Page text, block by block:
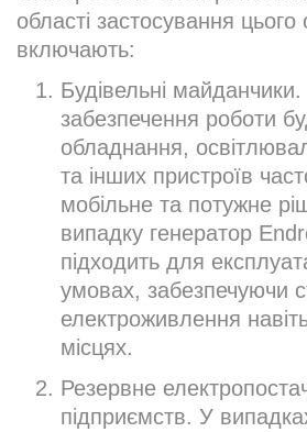
області застосування
включають:
Будівельні
забезпечення роботи
обладнання,
та інших пристроїв
мобільне та потужне
випадку генератор
підходить для
умовах, забезпечуючи
електроживлення
місцях.
Резервне
підприємств. У